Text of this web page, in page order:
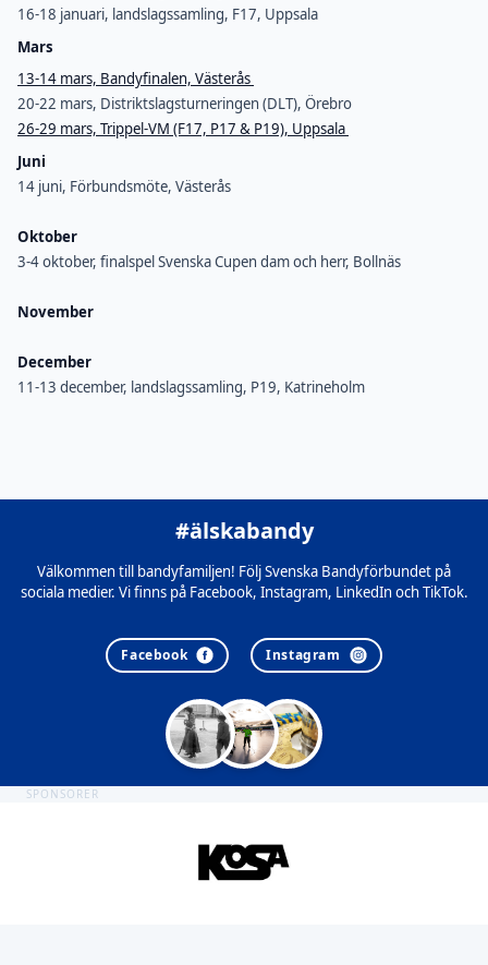
16-18 januari, landslagssamling, F17, Uppsala
Mars
13-14 mars, Bandyfinalen, Västerås
20-22 mars, Distriktslagsturneringen (DLT), Örebro
26-29 mars, Trippel-VM (F17, P17 & P19), Uppsala
Juni
14 juni, Förbundsmöte, Västerås
Oktober
3-4 oktober, finalspel Svenska Cupen dam och herr, Bollnäs
November
December
11-13 december, landslagssamling, P19, Katrineholm
#älskabandy
Välkommen till bandyfamiljen! Följ Svenska Bandyförbundet på
sociala medier. Vi finns på Facebook, Instagram, LinkedIn och TikTok.
Facebook Instagram
SPONSORER